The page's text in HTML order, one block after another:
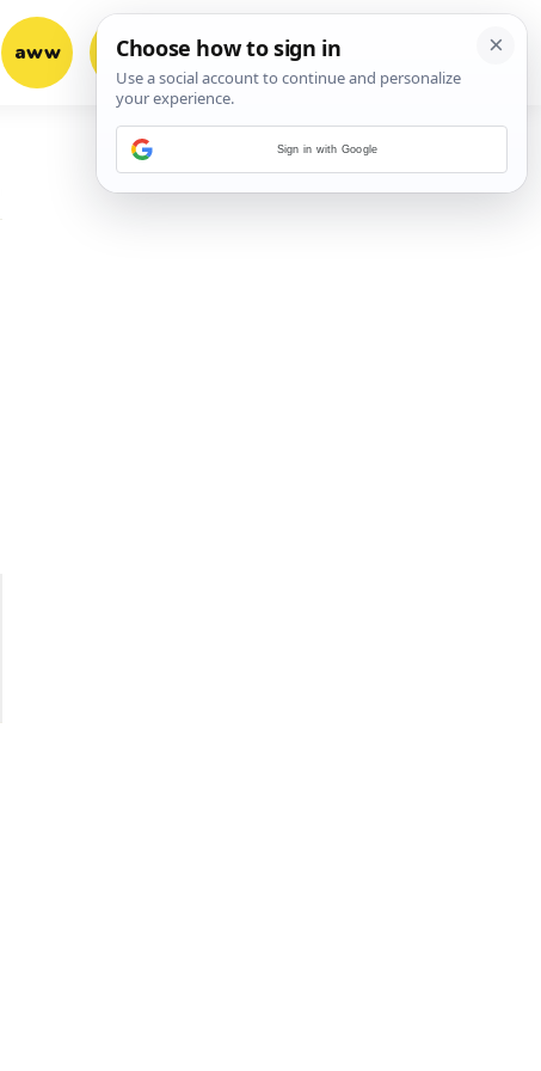
aww vrh! woot?!
Sign in with Google